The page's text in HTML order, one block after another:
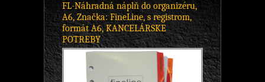
FL-Náhradná náplň do organizéru,
A6, Značka: FineLine, s registrom,
formát A6, KANCELÁRSKE
POTREBY